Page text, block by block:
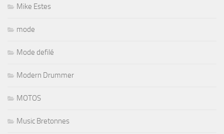
Mike Estes
mode
Mode defilé
Modern Drummer
MOTOS
Music Bretonnes